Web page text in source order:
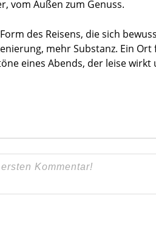
vom Außen zum Genuss.
des Reisens, die sich
mehr Substanz. Ein
eines Abends, der leise wirkt